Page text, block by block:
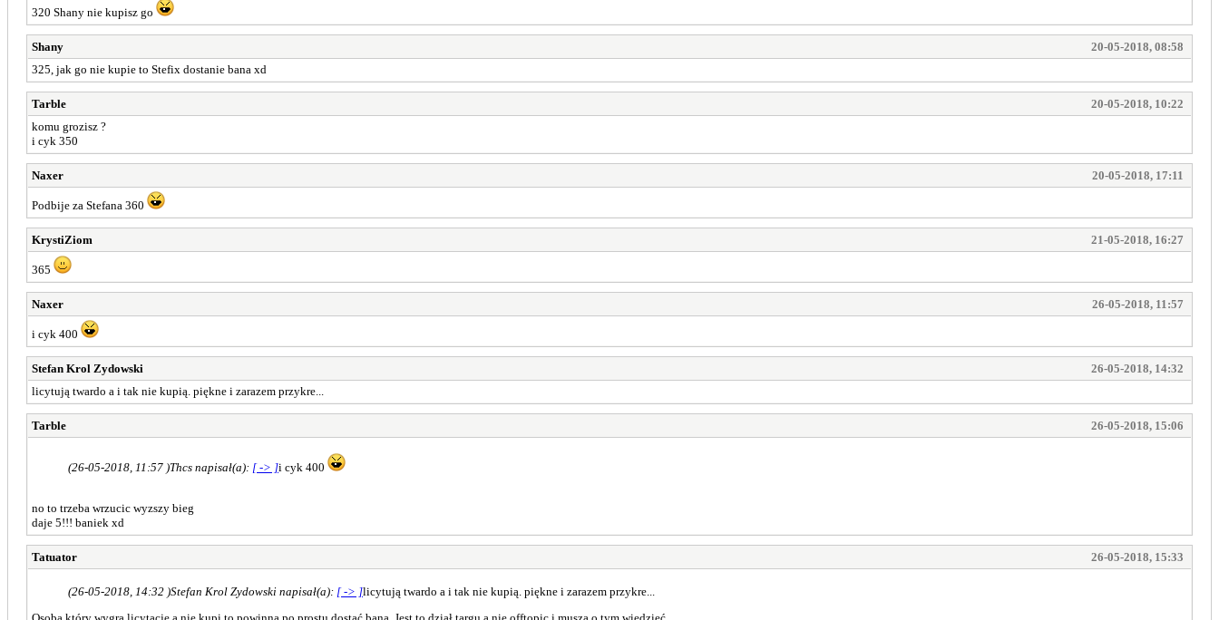
320 Shany nie kupisz go
Shany
20-05-2018, 08:58
325, jak go nie kupie to Stefix dostanie bana xd
Tarble
20-05-2018, 10:22
komu grozisz ?
i cyk 350
Naxer 20-05-2018, 17:11
Podbije za Stefana 360
KrystiZiom 21-05-2018, 16:27
365
Naxer 26-05-2018, 11:57
i cyk 400
Stefan Krol Zydowski
26-05-2018, 14:32
licytują twardo a i tak nie kupią. piękne i zarazem przykre...
Tarble 26-05-2018, 15:06
(26-05-2018, 11:57 )Thcs napisał(a): [ -> ]i cyk 400
no to trzeba wrzucic wyzszy bieg
daje 5!!! baniek xd
Tatuator 26-05-2018, 15:33
(26-05-2018, 14:32 )Stefan Krol Zydowski napisał(a): [ -> ]licytują twardo a i tak nie kupią. piękne i zarazem przykre...